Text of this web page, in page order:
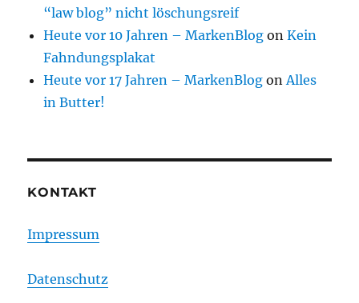
“law blog” nicht löschungsreif
Heute vor 10 Jahren – MarkenBlog onKein
Fahndungsplakat
Heute vor 17 Jahren – MarkenBlog onAlles
in Butter!
KONTAKT
Impressum
Datenschutz